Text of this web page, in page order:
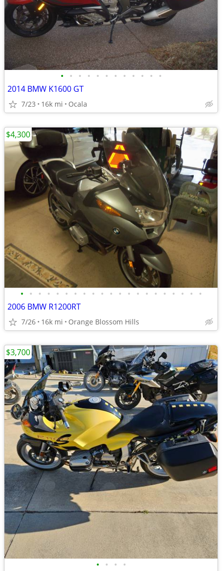
• • • • • • • • • • • •
2014 BMW K1600 GT
7/23 16k mi Ocala
• • • • • • • • • • • • • • • • • • • • •
2006 BMW R1200RT
7/26 16k mi Orange Blossom Hills
$4,300
• • • •
$3,700